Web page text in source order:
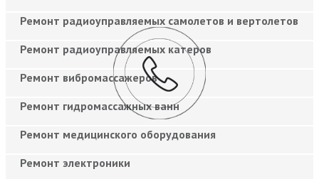
Ремонт радиоуправляемых самолетов и вертолетов
Ремонт радиоуправляемых катеров
Ремонт вибромассажеров
Ремонт гидромассажных ванн
Ремонт медицинского оборудования
Ремонт электроники